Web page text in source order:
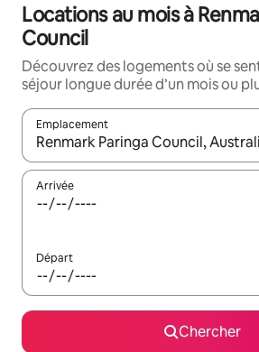
Locations au mois à
Council
Découvrez des logements où se
séjour longue durée d’un mois ou
Emplacement
Quand les résultats sont affichés,
Arrivée
Départ
Chercher